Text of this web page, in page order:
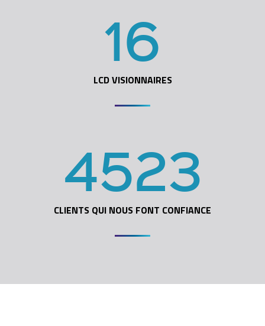
16
LCD VISIONNAIRES
4523
CLIENTS QUI NOUS FONT CONFIANCE